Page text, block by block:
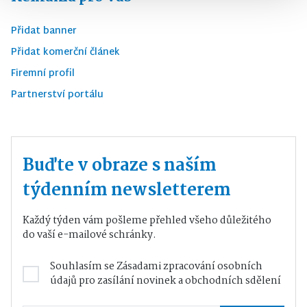
Přidat banner
Přidat komerční článek
Firemní profil
Partnerství portálu
Buďte v obraze s naším
týdenním newsletterem
Každý týden vám pošleme přehled všeho důležitého
do vaší e-mailové schránky.
Souhlasím seZásadami zpracování osobních
údajůpro zasílání novinek a obchodních sdělení